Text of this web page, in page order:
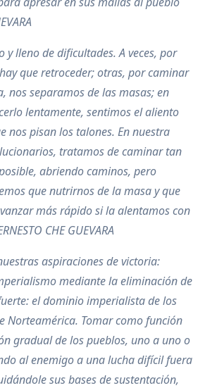
y lleno de dificultades. A veces, por
que retroceder; otras, por caminar
nos separamos de las masas; en
lentamente, sentimos el aliento
nos pisan los talones. En nuestra
tratamos de caminar tan
abriendo caminos, pero
que nutrirnos de la masa y que
más rápido si la alentamos con
CHE GUEVARA
aspiraciones de victoria:
mediante la eliminación de
el dominio imperialista de los
Norteamérica. Tomar como función
gradual de los pueblos, uno a uno o
al enemigo a una lucha difícil fuera
sus bases de sustentación,